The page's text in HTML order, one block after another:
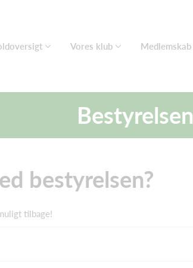
Vores klub Medlemskab
Bestyrelsen
bestyrelsen?
tilbage!